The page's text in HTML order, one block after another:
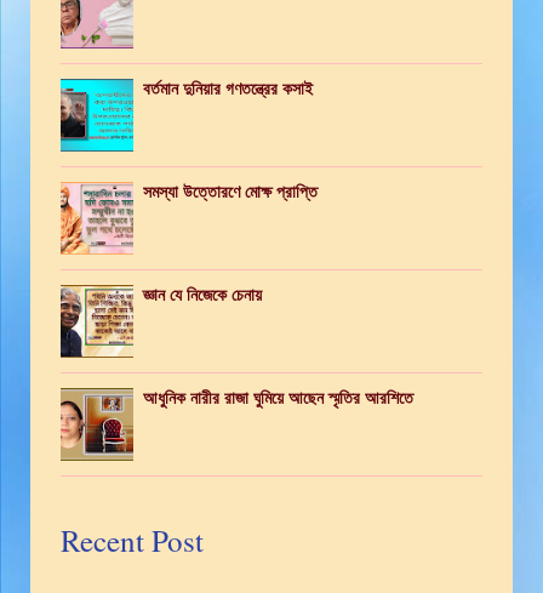
বর্তমান দুনিয়ার গণতন্ত্রের কসাই
সমস্যা উত্তোরণে মোক্ষ প্রাপ্তি
জ্ঞান যে নিজেকে চেনায়
আধুনিক নারীর রাজা ঘুমিয়ে আছেন স্মৃতির আরশিতে
Recent Post